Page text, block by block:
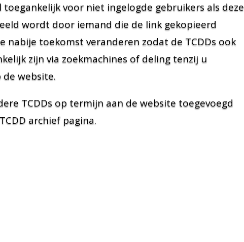
toegankelijk voor niet ingelogde gebruikers als deze
wordt door iemand die de link gekopieerd
nabije toekomst veranderen zodat de TCDDs ook
zijn via zoekmachines of deling tenzij u
website.
TCDDs op termijn aan de website toegevoegd
archief pagina.